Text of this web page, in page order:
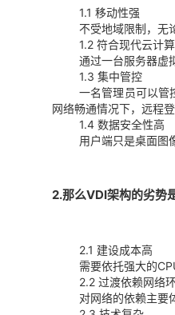
1.1 移动性强
不受地域限制，无
1.2 符合现代云计
通过一台服务器虚
1.3 集中管控
一名管理员可以管
网络畅通情况下，远程
1.4 数据安全性高
用户端只是桌面图
2.那么VDI架构的劣势
2.1 建设成本高
需要依托强大的
2.2 过渡依赖网络
对网络的依赖主要